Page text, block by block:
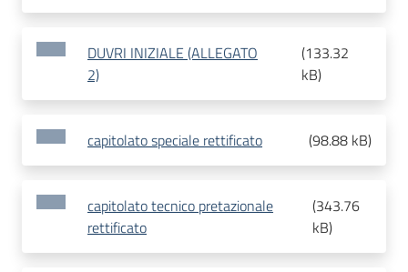
DUVRI INIZIALE (ALLEGATO
2)
(133.32
kB)
capitolato speciale rettificato (98.88 kB)
capitolato tecnico pretazionale
rettificato
(343.76
kB)